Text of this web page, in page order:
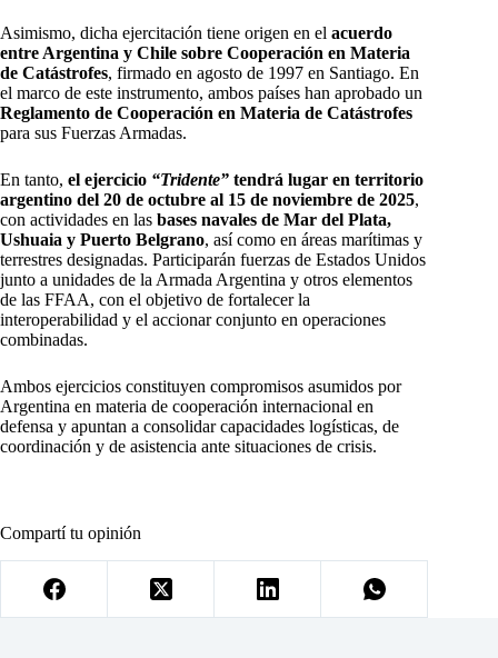
Asimismo, dicha ejercitación tiene origen en el acuerdo
entre Argentina y Chile sobre Cooperación en Materia
de Catástrofes, firmado en agosto de 1997 en Santiago. En
el marco de este instrumento, ambos países han aprobado un
Reglamento de Cooperación en Materia de Catástrofes
para sus Fuerzas Armadas.
En tanto, el ejercicio “Tridente” tendrá lugar en territorio
argentino del 20 de octubre al 15 de noviembre de 2025,
con actividades en las bases navales de Mar del Plata,
Ushuaia y Puerto Belgrano, así como en áreas marítimas y
terrestres designadas. Participarán fuerzas de Estados Unidos
junto a unidades de la Armada Argentina y otros elementos
de las FFAA, con el objetivo de fortalecer la
interoperabilidad y el accionar conjunto en operaciones
combinadas.
Ambos ejercicios constituyen compromisos asumidos por
Argentina en materia de cooperación internacional en
defensa y apuntan a consolidar capacidades logísticas, de
coordinación y de asistencia ante situaciones de crisis.
Compartí tu opinión